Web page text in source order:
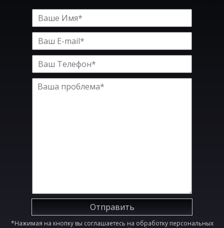
Отправить
*Нажимая на кнопку вы соглашаетесь на обработку персональных